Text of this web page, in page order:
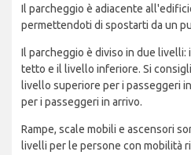
Il parcheggio è adiacente
permettendoti di spostarti da un
Il parcheggio è diviso in due
tetto e il livello inferiore. Si
livello superiore per i passeggeri
per i passeggeri in arrivo.
Rampe, scale mobili e ascensori
livelli per le persone con mobilità